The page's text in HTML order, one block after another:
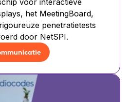
voor interactieve
het MeetingBoard,
penetratietests
door NetSPI.